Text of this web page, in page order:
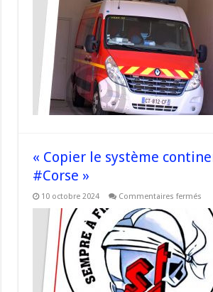
un
? »
–
« Copier le système
#Corse »
10 octobre 2024 Commentaires ferméssur
nuit
à
la